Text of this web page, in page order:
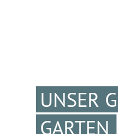
UNSER
GARTEN